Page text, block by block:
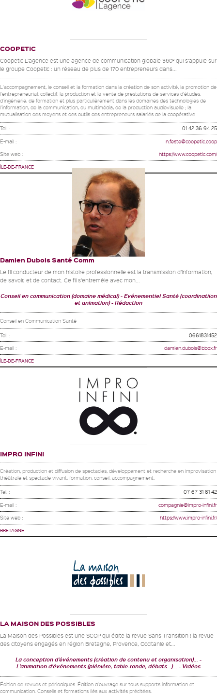
COOPETIC
Coopetic L’agence est une agence de communication globale 360° qui s’appuie sur
le groupe Coopetic : un réseau de plus de 170 entrepreneurs dans...
L'accompagnement, le conseil et la formation dans la création de son activité, la promotion de
l'entrepreneuriat collectif, la production et la vente de prestations de services d'études,
d'ingénierie, de formation et plus particulièrement dans les domaines des technologies de
l'information, de la communication, du multimédia, de la production audiovisuelle ; la
mutualisation des moyens et des outils des entrepreneurs salariés de la coopérative
Tel. : 01 42 36 94 25
E-mail : n.feste@coopetic.coop
Site web : https://www.coopetic.com/
ÎLE-DE-FRANCE
Damien Dubois Santé Comm
Le fil conducteur de mon histoire professionnelle est la transmission d’information,
de savoir, et de contact. Ce fil s’entremêle avec mon...
Conseil en communication (domaine médical)
Evénementiel Santé (coordinatiion
et animation)
Rédaction
Conseil en Communication Santé
Tel. : 0661831452
E-mail : damien.dubois@bbox.fr
ÎLE-DE-FRANCE
IMPRO INFINI
Création, production et diffusion de spectacles, développement et recherche en improvisation
théâtrale et spectacle vivant, formation, conseil, accompagnement.
Tel. : 07 67 31 61 42
E-mail : compagnie@impro-infini.fr
Site web : https://www.impro-infini.fr/
BRETAGNE
LA MAISON DES POSSIBLES
La Maison des Possibles est une SCOP qui édite la revue Sans Transition ! la revue
des citoyens engagés en région Bretagne, Provence, Occitanie et...
La conception d'événements (création de contenu et organisation)...
L'animation d'événements (plénière, table-ronde, débats...)...
Vidéos
Édition de revues et périodiques. Édition d'ouvrage sur tous supports information et
communication. Conseils et formations liés aux activités précitées.